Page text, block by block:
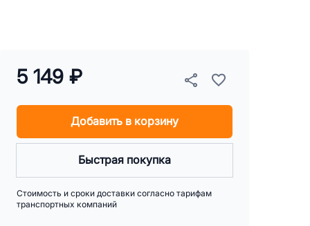
5 149 ₽
Добавить в корзину
Быстрая покупка
Стоимость и сроки доставки согласно тарифам
транспортных компаний